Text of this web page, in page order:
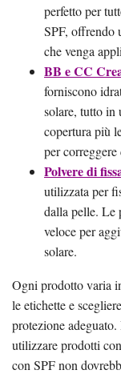
perfetto per
SPF, offrendo
che venga
BB e CC
forniscono
solare, tutto in
copertura più
per
Polvere di
utilizzata per
dalla pelle. Le
veloce per
solare.
Ogni prodotto varia
le etichette e
protezione
utilizzare prodotti
con SPF non